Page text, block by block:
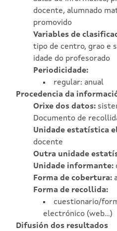
docente, alumnado
promovido
Variables de
tipo de centro, grao e
idade do profesorado
Periodicidade:
regular: anual
Procedencia da
Orixe dos datos:
Documento de
Unidade estatística
docente
Outra unidade
Unidade informante:
Forma de cobertura:
Forma de recollida:
cuestionario/
electrónico (web…)
Difusión dos resultados